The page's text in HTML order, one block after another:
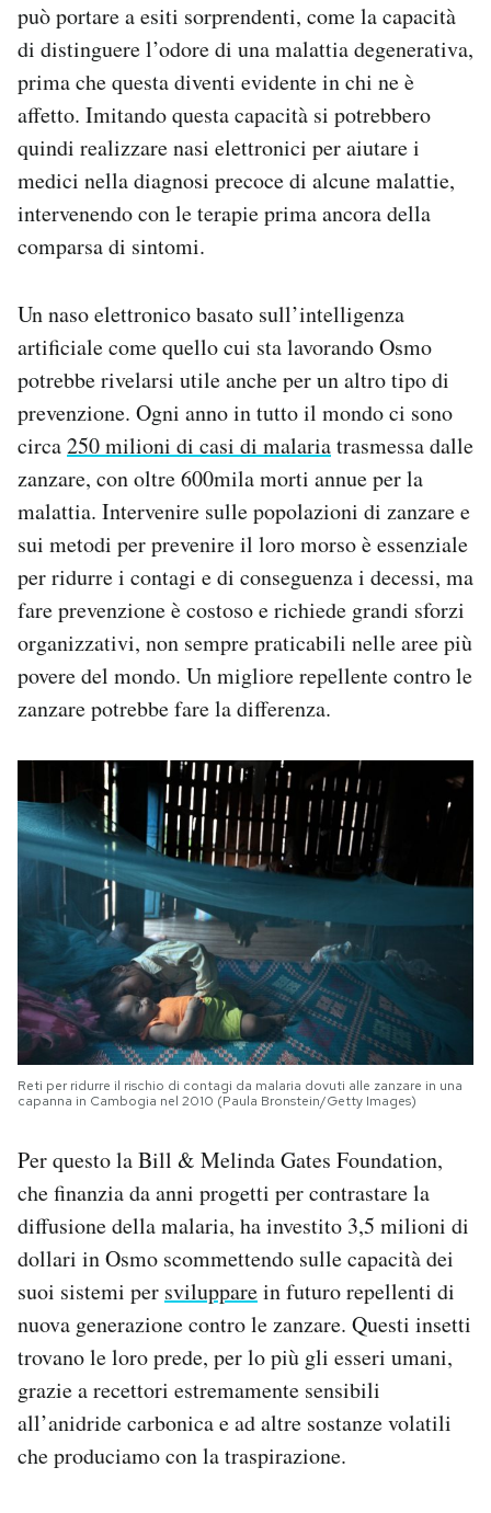
può portare a esiti sorprendenti, come la capacità
di distinguere l’odore di una malattia degenerativa,
prima che questa diventi evidente in chi ne è
affetto. Imitando questa capacità si potrebbero
quindi realizzare nasi elettronici per aiutare i
medici nella diagnosi precoce di alcune malattie,
intervenendo con le terapie prima ancora della
comparsa di sintomi.
Un naso elettronico basato sull’intelligenza
artificiale come quello cui sta lavorando Osmo
potrebbe rivelarsi utile anche per un altro tipo di
prevenzione. Ogni anno in tutto il mondo ci sono
circa250 milioni di casi di malariatrasmessa dalle
zanzare, con oltre 600mila morti annue per la
malattia. Intervenire sulle popolazioni di zanzare e
sui metodi per prevenire il loro morso è essenziale
per ridurre i contagi e di conseguenza i decessi, ma
fare prevenzione è costoso e richiede grandi sforzi
organizzativi, non sempre praticabili nelle aree più
povere del mondo. Un migliore repellente contro le
zanzare potrebbe fare la differenza.
Reti per ridurre il rischio di contagi da malaria dovuti alle zanzare in una
capanna in Cambogia nel 2010 (Paula Bronstein/Getty Images)
Per questo la Bill & Melinda Gates Foundation,
che finanzia da anni progetti per contrastare la
diffusione della malaria, ha investito 3,5 milioni di
dollari in Osmo scommettendo sulle capacità dei
suoi sistemi per svilupparein futuro repellenti di
nuova generazione contro le zanzare. Questi insetti
trovano le loro prede, per lo più gli esseri umani,
grazie a recettori estremamente sensibili
all’anidride carbonica e ad altre sostanze volatili
che produciamo con la traspirazione.